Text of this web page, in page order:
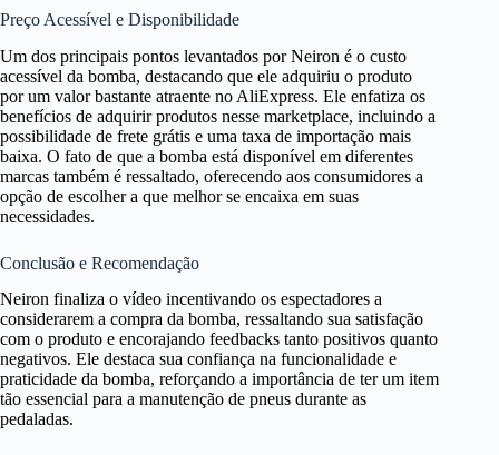
Preço Acessível e Disponibilidade
Um dos principais pontos levantados por Neiron é o custo
acessível da bomba, destacando que ele adquiriu o produto
por um valor bastante atraente no AliExpress. Ele enfatiza os
benefícios de adquirir produtos nesse marketplace, incluindo a
possibilidade de frete grátis e uma taxa de importação mais
baixa. O fato de que a bomba está disponível em diferentes
marcas também é ressaltado, oferecendo aos consumidores a
opção de escolher a que melhor se encaixa em suas
necessidades.
Conclusão e Recomendação
Neiron finaliza o vídeo incentivando os espectadores a
considerarem a compra da bomba, ressaltando sua satisfação
com o produto e encorajando feedbacks tanto positivos quanto
negativos. Ele destaca sua confiança na funcionalidade e
praticidade da bomba, reforçando a importância de ter um item
tão essencial para a manutenção de pneus durante as
pedaladas.